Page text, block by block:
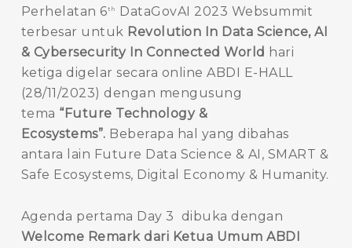
Perhelatan 6th
DataGovAI 2023 Websummit
terbesar untuk Revolution In Data Science, AI
& Cybersecurity In Connected World hari
ketiga digelar secara online ABDI E-HALL
(28/11/2023) dengan mengusung
tema “Future Technology &
Ecosystems”. Beberapa hal yang dibahas
antara lain Future Data Science & AI, SMART &
Safe Ecosystems, Digital Economy & Humanity.
Agenda pertama Day 3 dibuka dengan
Welcome Remark dari Ketua Umum ABDI